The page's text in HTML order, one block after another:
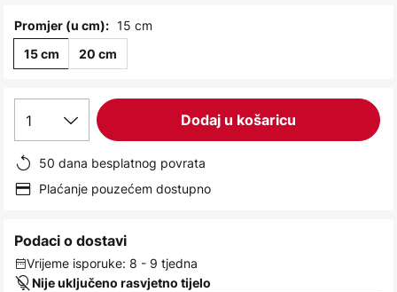
images
gallery
Promjer (u cm): 15 cm
15 cm 20 cm
1 Dodaj u košaricu
50 dana besplatnog povrata
Plaćanje pouzećem dostupno
Podaci o dostavi
Vrijeme isporuke: 8 - 9 tjedna
Nije uključeno rasvjetno tijelo